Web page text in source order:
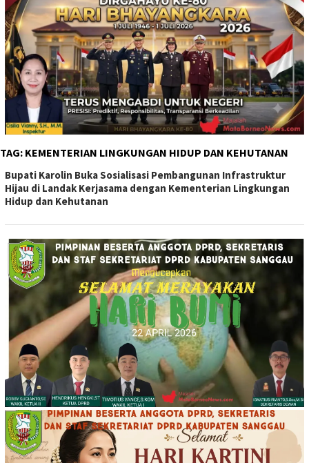
TAG: KEMENTERIAN LINGKUNGAN HIDUP DAN KEHUTANAN
Bupati Karolin Buka Sosialisasi Pembangunan Infrastruktur
Hijau di Landak Kerjasama dengan Kementerian Lingkungan
Hidup dan Kehutanan